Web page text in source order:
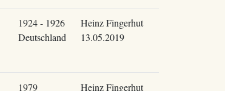
1924 - 1926
Deutschland
Heinz Fingerhut
13.05.2019
1979
Heinz Fingerhut